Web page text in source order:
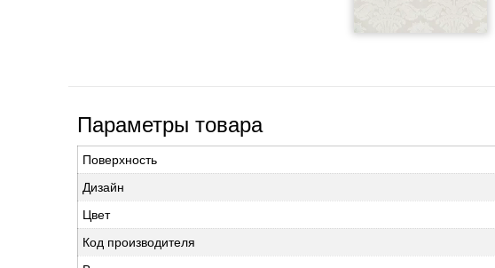
Параметры товара
Поверхность
Дизайн
Цвет
Код производителя